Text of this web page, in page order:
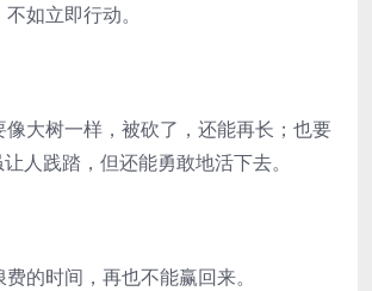
如立即行动。
大树一样，被砍了，还能再长；也要
人践踏，但还能勇敢地活下去。
的时间，再也不能赢回来。